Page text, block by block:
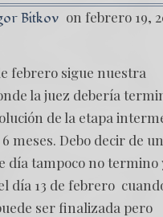
Bitkov on febrero 19,
febrero sigue nuestra
la juez debería
de la etapa
meses. Debo decir de
día tampoco no termino
día 13 de febrero
ser finalizada pero